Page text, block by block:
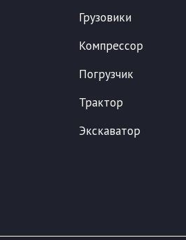
Грузовики
Компрессор
Погрузчик
Трактор
Экскаватор